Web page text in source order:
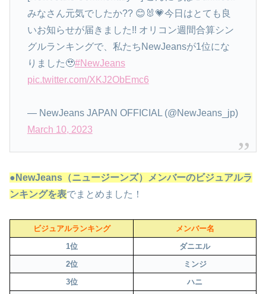
みなさん元気でしたか?? 😊🐰💗今日はとても良
いお知らせが届きました!! オリコン週間合算シン
グルランキングで、私たちNewJeansが1位にな
りました🥹#NewJeans
pic.twitter.com/XKJ2ObEmc6
— NewJeans JAPAN OFFICIAL (@NewJeans_jp)
March 10, 2023
●NewJeans（ニュージーンズ）メンバーのビジュアルラ
ンキングを表でまとめました！
ビジュアルランキング
メンバー名
1位
ダニエル
2位
ミンジ
3位
ハニ